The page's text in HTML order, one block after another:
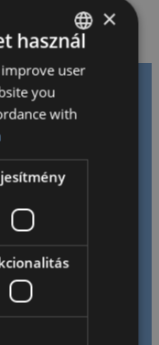
környezetet
szenvedély és
ezzel
HUNGARIAN
ENGLISH
×
használ
user
you
with